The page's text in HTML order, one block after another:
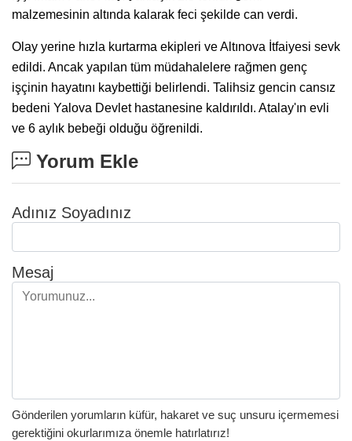
malzemesinin altında kalarak feci şekilde can verdi.
Olay yerine hızla kurtarma ekipleri ve Altınova İtfaiyesi sevk
edildi. Ancak yapılan tüm müdahalelere rağmen genç
işçinin hayatını kaybettiği belirlendi. Talihsiz gencin cansız
bedeni Yalova Devlet hastanesine kaldırıldı. Atalay'ın evli
ve 6 aylık bebeği olduğu öğrenildi.
Yorum Ekle
Adınız Soyadınız
Mesaj
Gönderilen yorumların küfür, hakaret ve suç unsuru içermemesi
gerektiğini okurlarımıza önemle hatırlatırız!